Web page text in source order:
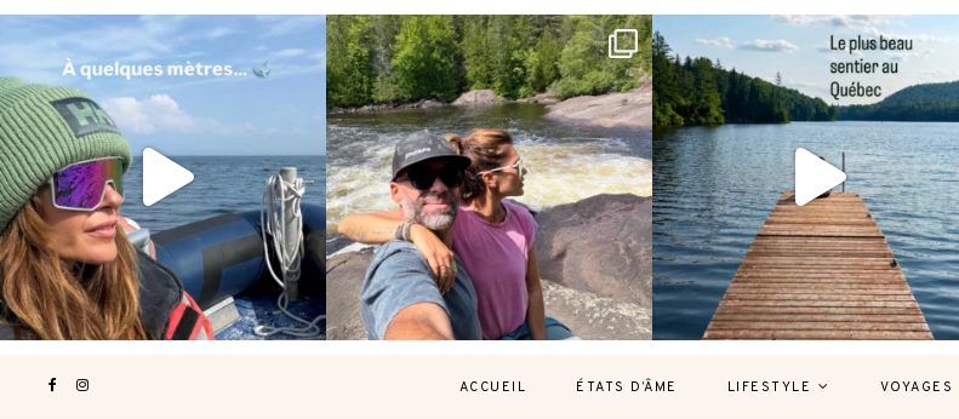
Voir une baleine en photo, c’est
impressionnant 🐋...
203
Les Laurentides, le Québec version
nature.
...
314 47
Et si je te disais qu’il existe un sentier où
127 37
ACCUEIL ÉTATS D’ÂME LIFESTYLE VOYAGES